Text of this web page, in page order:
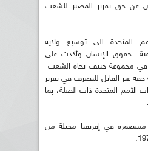
عن حق تقرير المصير للشعب
المتحدة الى توسيع ولاية
حقوق الإنسان وأكدت على
في مجموعة جنيف تجاه الشعب
غير القابل للتصرف في تقرير
الأمم المتحدة ذات الصلة، بما
مستعمرة في إفريقيا محتلة من